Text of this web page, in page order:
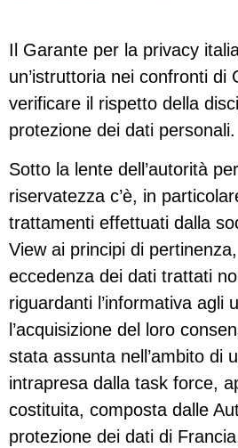
Il Garante per la privacy
un’istruttoria nei confronti di
verificare il rispetto della
protezione dei dati personali.
Sotto la lente dell’autorità
riservatezza c’è, in
trattamenti effettuati dalla
View ai principi di
eccedenza dei dati trattati
riguardanti l’informativa agli
l’acquisizione del loro
stata assunta nell’ambito di
intrapresa dalla task force,
costituita, composta dalle
protezione dei dati di